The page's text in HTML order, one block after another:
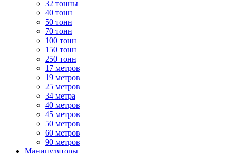
32 тонны
40 тонн
50 тонн
70 тонн
100 тонн
150 тонн
250 тонн
17 метров
19 метров
25 метров
34 метра
40 метров
45 метров
50 метров
60 метров
90 метров
Манипуляторы